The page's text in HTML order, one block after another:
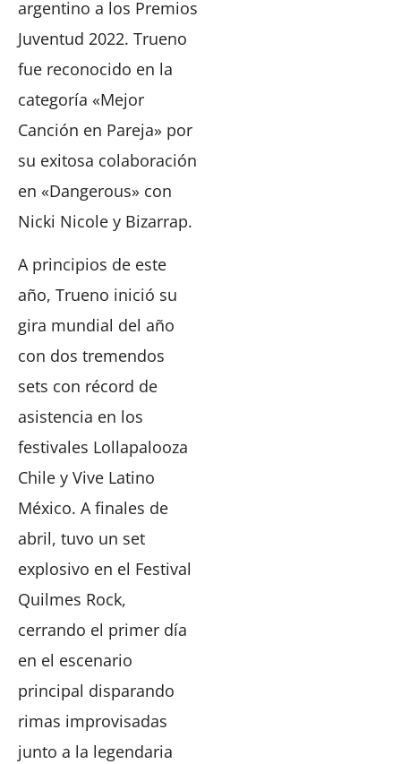
argentino a los Premios
Juventud 2022. Trueno
fue reconocido en la
categoría «Mejor
Canción en Pareja» por
su exitosa colaboración
en «Dangerous» con
Nicki Nicole y Bizarrap.
A principios de este
año, Trueno inició su
gira mundial del año
con dos tremendos
sets con récord de
asistencia en los
festivales Lollapalooza
Chile y Vive Latino
México. A finales de
abril, tuvo un set
explosivo en el Festival
Quilmes Rock,
cerrando el primer día
en el escenario
principal disparando
rimas improvisadas
junto a la legendaria